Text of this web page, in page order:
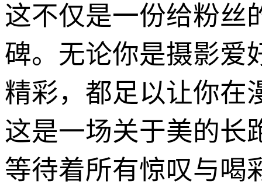
这不仅是一份给粉丝
碑。无论你是摄影爱
精彩，都足以让你在
这是一场关于美的长
等待着所有惊叹与喝